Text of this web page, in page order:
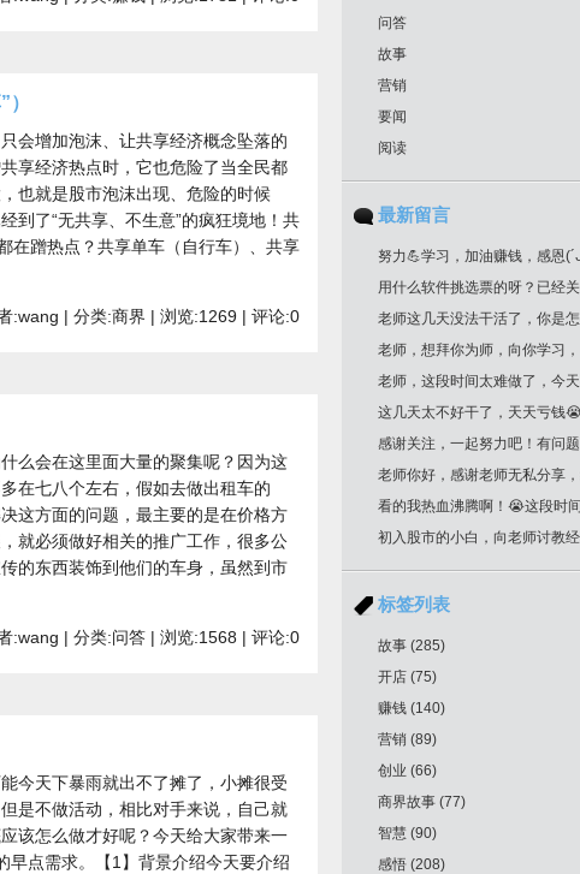
会增加泡沫、让共享经济概念坠落的
享经济热点时，它也危险了当全民都
也就是股市泡沫出现、危险的时候
到了“无共享、不生意”的疯狂境地！共
在蹭热点？共享单车（自行车）、共享
:wang | 分类:商界 | 浏览:1269 | 评论:0
么会在这里面大量的聚集呢？因为这
在七八个左右，假如去做出租车的
这方面的问题，最主要的是在价格方
就必须做好相关的推广工作，很多公
的东西装饰到他们的车身，虽然到市
:wang | 分类:问答 | 浏览:1568 | 评论:0
今天下暴雨就出不了摊了，小摊很受
是不做活动，相比对手来说，自己就
该怎么做才好呢？今天给大家带来一
早点需求。【1】背景介绍今天要介绍
问答
故事
营销
要闻
阅读
最新留言
标签列表
故事 (285)
开店 (75)
赚钱 (140)
营销 (89)
创业 (66)
商界故事 (77)
智慧 (90)
感悟 (208)